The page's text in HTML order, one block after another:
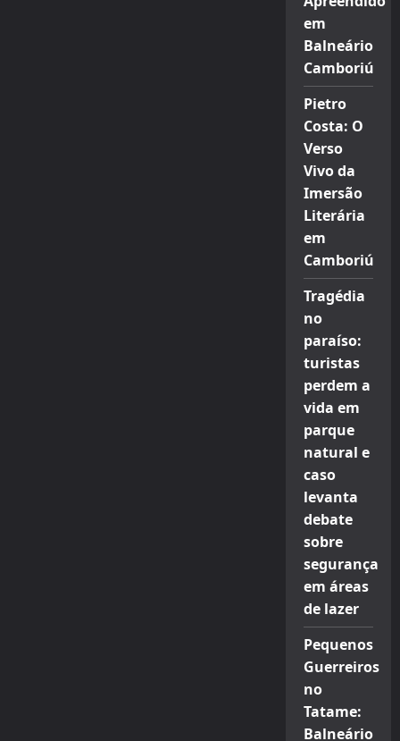
em
Balneário
Camboriú
Pietro
Costa: O
Verso
Vivo da
Imersão
Literária
em
Camboriú
Tragédia
no
paraíso:
turistas
perdem a
vida em
parque
natural e
caso
levanta
debate
sobre
segurança
em áreas
de lazer
Pequenos
Guerreiros
no
Tatame:
Balneário